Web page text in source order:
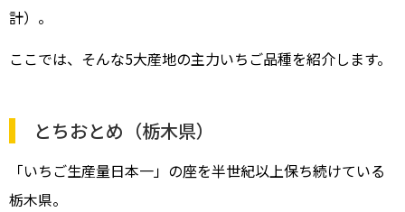
計）。
ここでは、そんな5大産地の主力いちご品種を紹介します。
とちおとめ（栃木県）
「いちご生産量日本一」の座を半世紀以上保ち続けている
栃木県。